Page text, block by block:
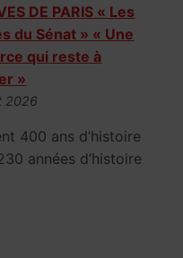
DE PARIS « Les
du Sénat » « Une
qui reste à
»
2026
400 ans d’histoire
années d’histoire